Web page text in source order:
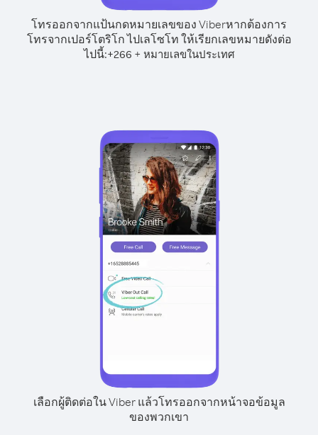
โทรออกจากแป้นกดหมายเลขของ Viberหากต้องการ
โทรจากเปอร์โตริโก ไปเลโซโท ให้เรียกเลขหมายดังต่อ
ไปนี้:+266 + หมายเลขในประเทศ
เลือกผู้ติดต่อใน Viber แล้วโทรออกจากหน้าจอข้อมูล
ของพวกเขา